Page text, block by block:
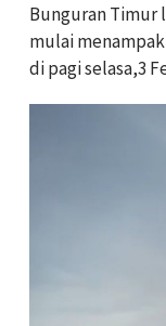
Bunguran Timur
mulai
di pagi selasa,3